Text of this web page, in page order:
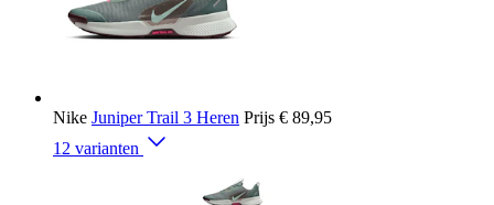
Nike Juniper Trail 3 Heren Prijs € 89,95
12 varianten